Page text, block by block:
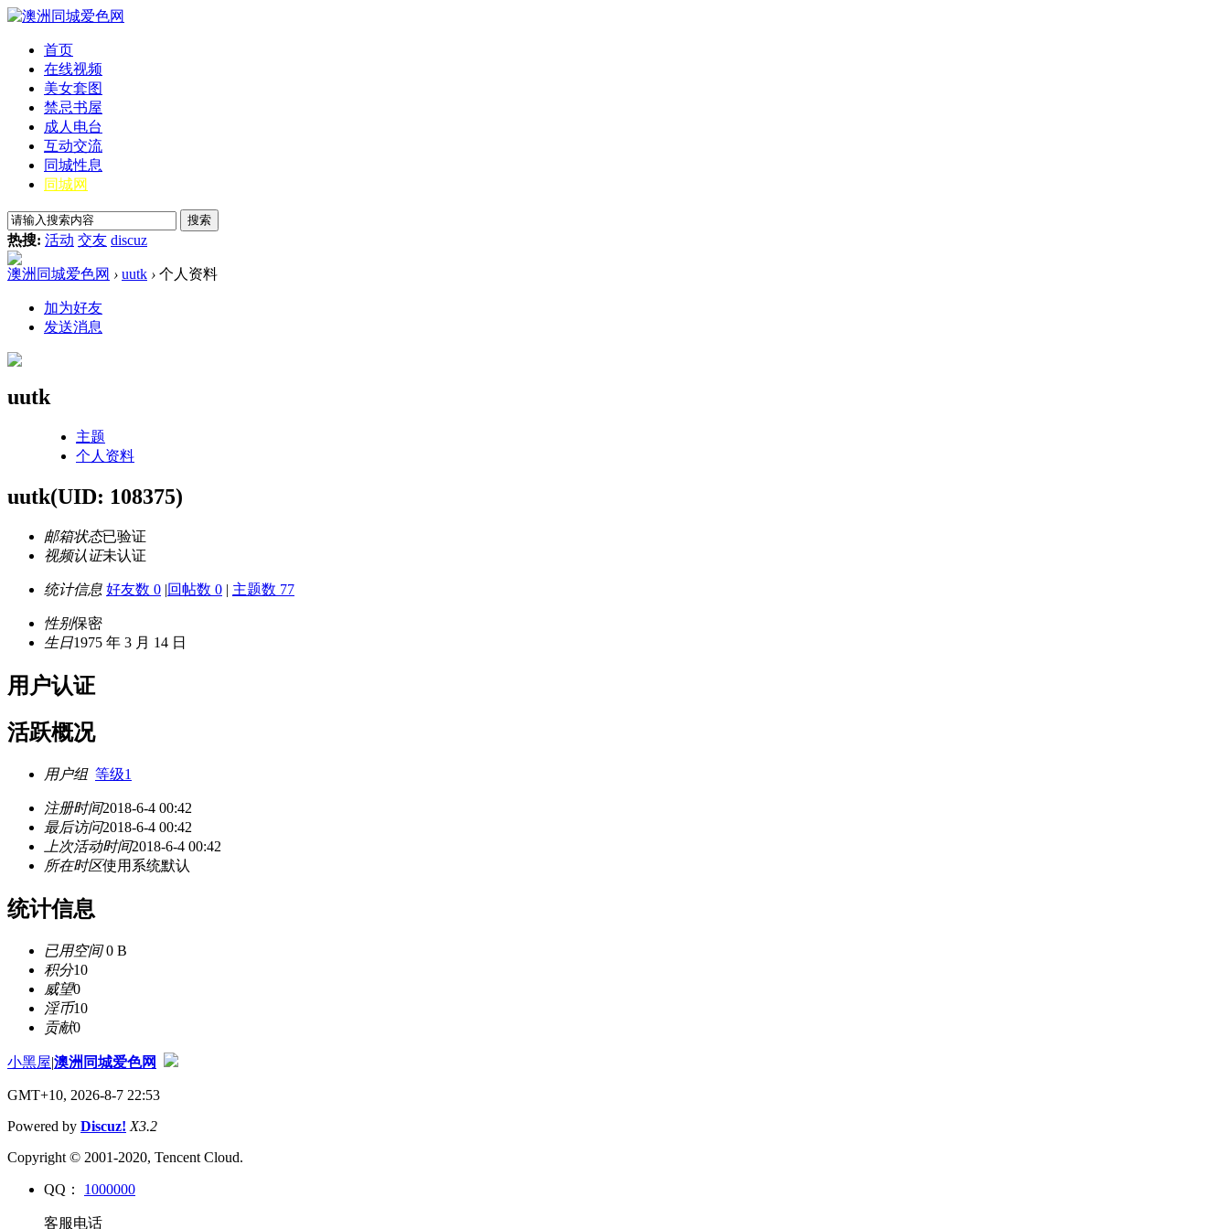
首页
在线视频
美女套图
禁忌书屋
成人电台
互动交流
同城性息
同城网
搜索
热搜: 活动 交友 discuz
澳洲同城爱色网 › uutk › 个人资料
加为好友
发送消息
uutk
主题
个人资料
uutk(UID: 108375)
邮箱状态已验证
视频认证未认证
统计信息 好友数 0 |回帖数 0 | 主题数 77
性别保密
生日1975 年 3 月 14 日
用户认证
活跃概况
用户组 等级1
注册时间2018-6-4 00:42
最后访问2018-6-4 00:42
上次活动时间2018-6-4 00:42
所在时区使用系统默认
统计信息
已用空间0 B
积分10
威望0
淫币10
贡献0
小黑屋|澳洲同城爱色网
GMT+10, 2026-8-7 22:53
Powered by Discuz! X3.2
Copyright © 2001-2020, Tencent Cloud.
QQ： 1000000
客服电话